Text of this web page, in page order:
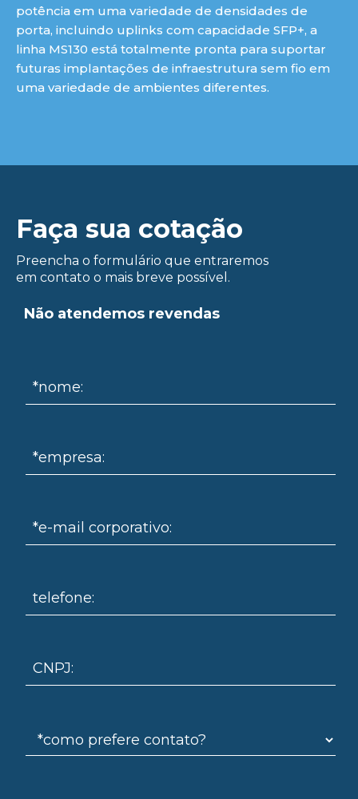
potência em uma variedade de densidades de
porta, incluindo uplinks com capacidade SFP+, a
linha MS130 está totalmente pronta para suportar
futuras implantações de infraestrutura sem fio em
uma variedade de ambientes diferentes.
Faça sua cotação
Preencha o formulário que entraremos
em contato o mais breve possível.
Não atendemos revendas
*nome:
*empresa:
*e-mail corporativo:
telefone:
CNPJ: